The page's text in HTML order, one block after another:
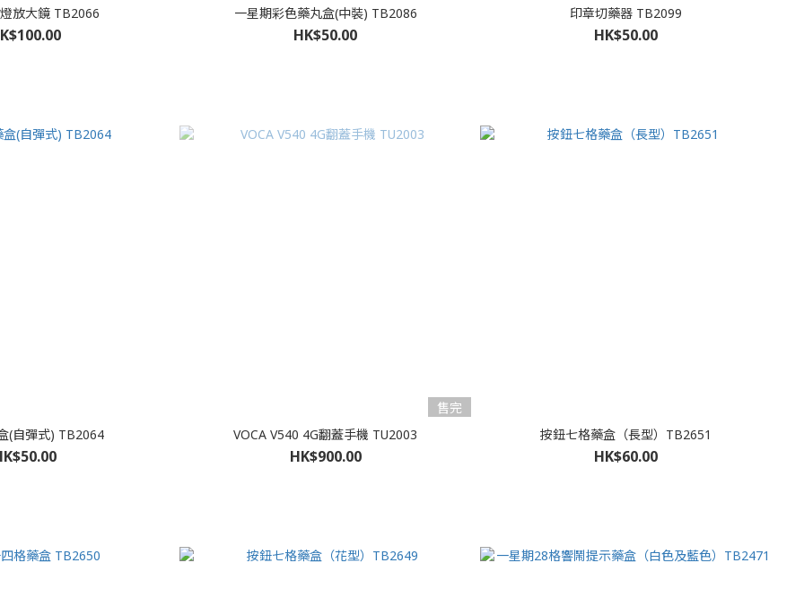
放大鏡 TB2066 一星期彩色藥丸盒(中裝) TB2086
HK$50.00
印章切藥器 TB2099
HK$50.00
(自彈式) TB2064
售完
VOCA V540 4G翻蓋手機 TU2003
HK$900.00
按鈕七格藥盒（長型）TB2651
HK$60.00